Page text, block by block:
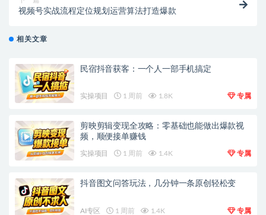
视频号实战流程定位规划运营算法打造爆款
相关文章
民宿抖音获客：一个人一部手机搞定
实操项目 1 周前 1.8K 专属
剪映剪辑变现全攻略：零基础也能做出爆款视
频，顺便接单赚钱
实操项目 1 周前 1.4K 专属
抖音图文问答玩法，几分钟一条原创轻松变
AI专区 1 周前 1.4K 专属